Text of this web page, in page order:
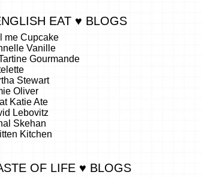
EAT ♥ BLOGS
me Cupcake
Vanille
Gourmande
Stewart
Oliver
Katie Ate
Lebovitz
Skehan
Kitchen
OF LIFE ♥ BLOGS